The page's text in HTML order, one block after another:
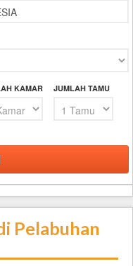
KAMAR JUMLAH TAMU
Pelabuhan